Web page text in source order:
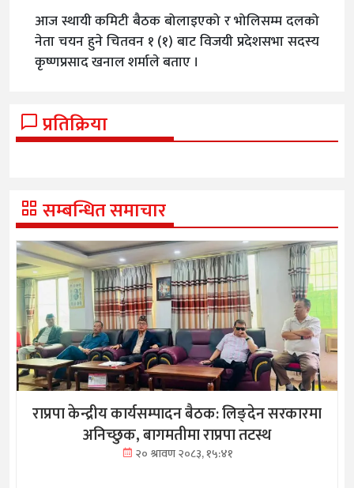
आज स्थायी कमिटी बैठक बोलाइएको र भोलिसम्म दलको
नेता चयन हुने चितवन १ (१) बाट विजयी प्रदेशसभा सदस्य
कृष्णप्रसाद खनाल शर्माले बताए ।
प्रतिक्रिया
सम्बन्धित समाचार
राप्रपा केन्द्रीय कार्यसम्पादन बैठक: लिङ्देन सरकारमा
अनिच्छुक, बागमतीमा राप्रपा तटस्थ
२० श्रावण २०८३, १५:४१